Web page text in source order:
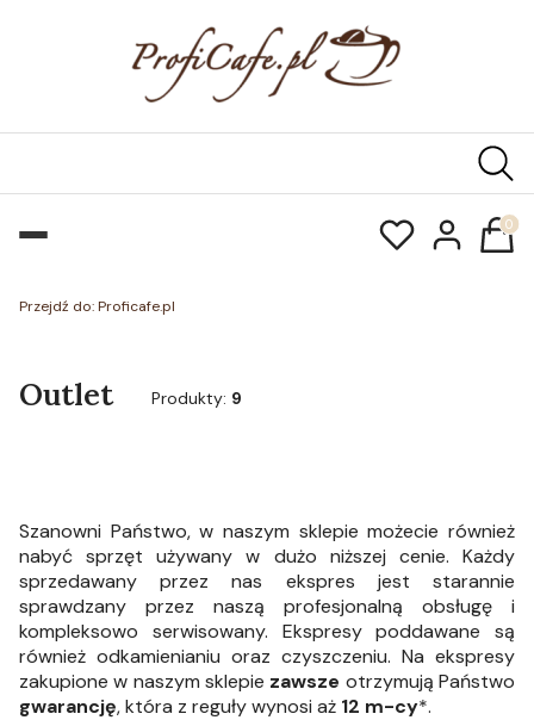
Przejdź do:Proficafe.pl
Outlet Produkty: 9
Szanowni Państwo, w naszym sklepie możecie również
nabyć sprzęt używany w dużo niższej cenie. Każdy
sprzedawany przez nas ekspres jest starannie
sprawdzany przez naszą profesjonalną obsługę i
kompleksowo serwisowany. Ekspresy poddawane są
również odkamienianiu oraz czyszczeniu. Na ekspresy
zakupione w naszym sklepie zawsze otrzymują Państwo
gwarancję, która z reguły wynosi aż 12 m-cy*.